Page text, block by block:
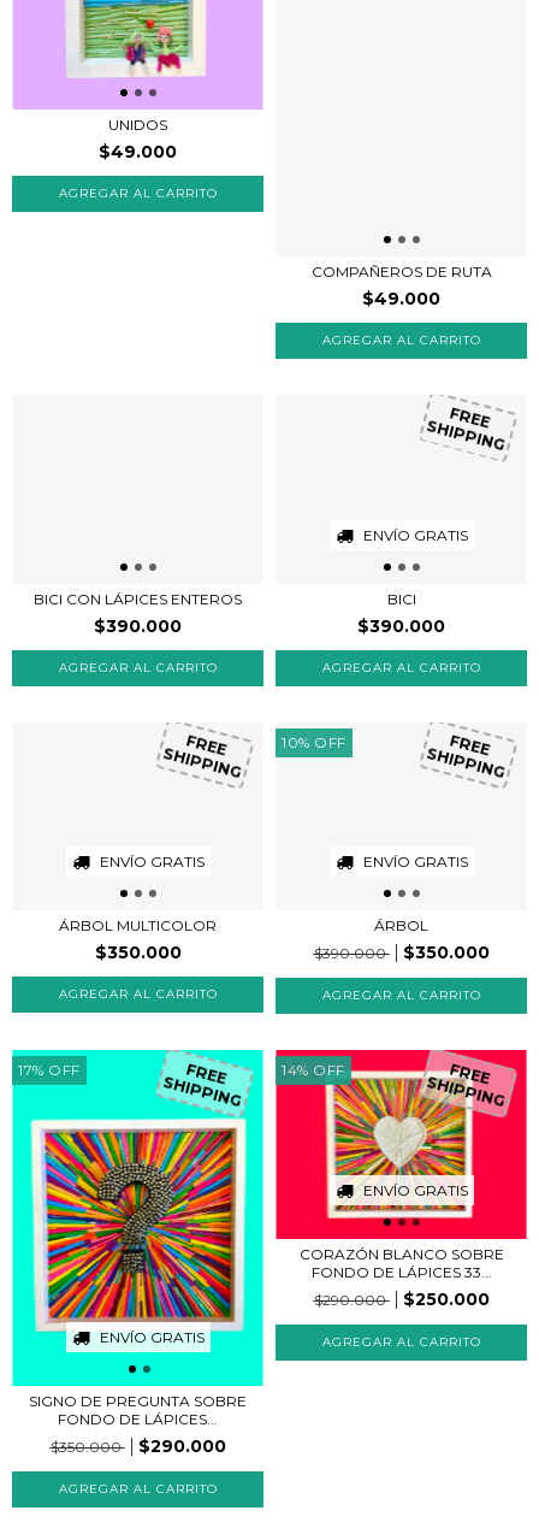
UNIDOS
$49.000
COMPAÑEROS DE RUTA
$49.000
BICI CON LÁPICES ENTEROS
$390.000
ENVÍO GRATIS
FREE
SHIPPING
BICI
$390.000
ENVÍO GRATIS
FREE
SHIPPING
ÁRBOL MULTICOLOR
$350.000
10% OFF
ENVÍO GRATIS
FREE
SHIPPING
ÁRBOL
$390.000
$350.000
17% OFF
ENVÍO GRATIS
FREE
SHIPPING
SIGNO DE PREGUNTA SOBRE
FONDO DE LÁPICES...
$350.000
$290.000
14% OFF
ENVÍO GRATIS
FREE
SHIPPING
CORAZÓN BLANCO SOBRE
FONDO DE LÁPICES 33...
$290.000
$250.000